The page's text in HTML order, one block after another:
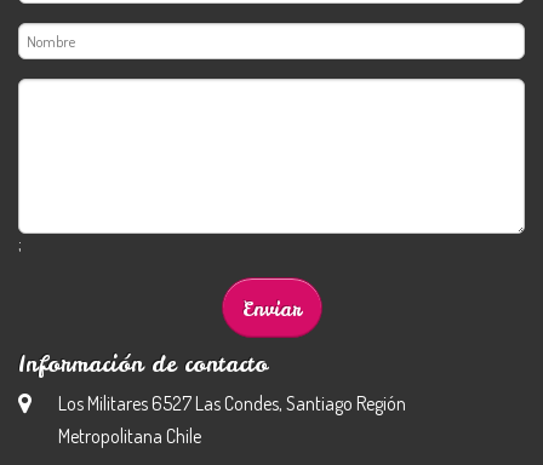
;
Información de contacto
Los Militares 6527 Las Condes, Santiago Región
Metropolitana Chile